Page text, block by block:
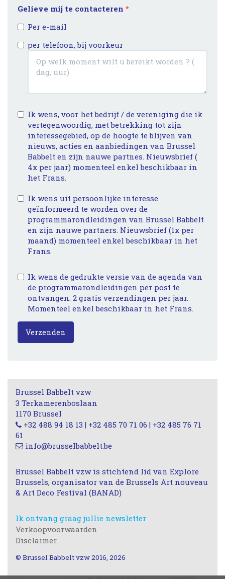
Gelieve mij te contacteren *
Per e-mail
per telefoon, bij voorkeur
Ik wens, voor het bedrijf / de vereniging die ik
vertegenwoordig, met betrekking tot zijn
interessegebied, op de hoogte te blijven van
nieuws, acties en aanbiedingen van Brussel
Babbelt en zijn nauwe partnes. Nieuwsbrief (
4x per jaar) momenteel enkel beschikbaar in
het Frans.
Ik wens uit persoonlijke interesse
geïnformeerd te worden over de
programmarondleidingen van Brussel Babbelt
en zijn nauwe partners. Nieuwsbrief (1x per
maand) momenteel enkel beschikbaar in het
Frans.
Ik wens de gedrukte versie van de agenda van
de programmarondleidingen per post te
ontvangen. 2 gratis verzendingen per jaar.
Momenteel enkel beschikbaar in het Frans.
Verzenden
Brussel Babbelt vzw
3 Terkamerenboslaan
1170 Brussel
+32 488 94 18 13 | +32 485 70 71 06 | +32 485 76 71
61
info@brusselbabbelt.be
Brussel Babbelt vzw is stichtend lid van Explore
Brussels, organisator van de Brussels Art nouveau
& Art Deco Festival (BANAD)
Ik ontvang graag jullie newsletter
Verkoopvoorwaarden
Disclaimer
© Brussel Babbelt vzw 2016, 2026